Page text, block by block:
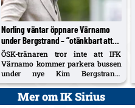
Norling väntar öppnare Värnamo
under Bergstrand – ”otänkbart att
de parkerar bussen”
ÖSK-tränaren tror inte att IFK
Värnamo kommer parkera bussen
under nye Kim Bergstrand.
Träningsbilden: rakt 4–4–2 med
Holmberg/Wiedesheim-Paul,
Yakoub ut på högerkanten,
Mer om IK Sirius